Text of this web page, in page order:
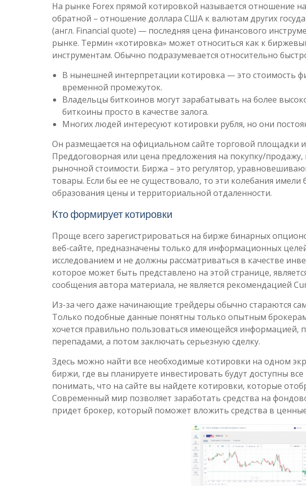
На рынке Forex прямой котировкой называется отношение
обратной – отношение доллара США к валютам других
(англ. Financial quote) — последняя цена финансового
рынке. Термин «котировка» может относиться как к
инструментам. Обычно подразумевается относительно
В нынешней интерпретации котировка — это стоимость
временной промежуток.
Владельцы биткоинов могут зарабатывать на более
биткоины просто в качестве залога.
Многих людей интересуют котировки рубля, но они
Он размещается на официальном сайте торговой площадки и
Преддоговорная или цена предложения на покупку/
рыночной стоимости. Биржа – это регулятор,
товары. Если бы ее не существовало, то эти колебания
образования цены и территориальной отдаленности.
Кто формирует котировки
Проще всего зарегистрироваться на бирже бинарных
веб-сайте, предназначены только для информационных
исследованием и не должны рассматриваться в качестве
которое может быть представлено на этой странице,
сообщения автора материала, не является рекомендацией
Из-за чего даже начинающие трейдеры обычно стараются
Только подобные данные понятны только опытным
хочется правильно пользоваться имеющейся информацией,
перепадами, а потом заключать серьезную сделку.
Здесь можно найти все необходимые котировки на одном
биржи, где вы планируете инвестировать будут доступны
понимать, что на сайте вы найдете котировки, которые
Современный мир позволяет заработать средства на
придет брокер, который поможет вложить средства в